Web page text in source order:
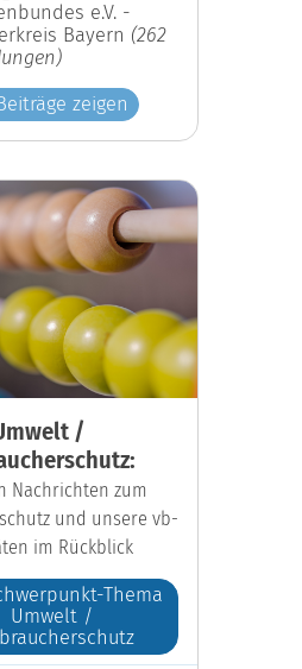
e.V. -
Bayern (262
zeigen
/
Nachrichten zum
und unsere vb-
im Rückblick
Thema
Umwelt /